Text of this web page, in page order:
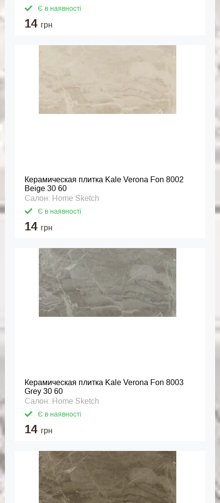
Є в наявності
14 грн
Керамическая плитка Kale Verona Fon 8002
Beige 30 60
Салон: Home Sketch
Є в наявності
14 грн
Керамическая плитка Kale Verona Fon 8003
Grey 30 60
Салон: Home Sketch
Є в наявності
14 грн